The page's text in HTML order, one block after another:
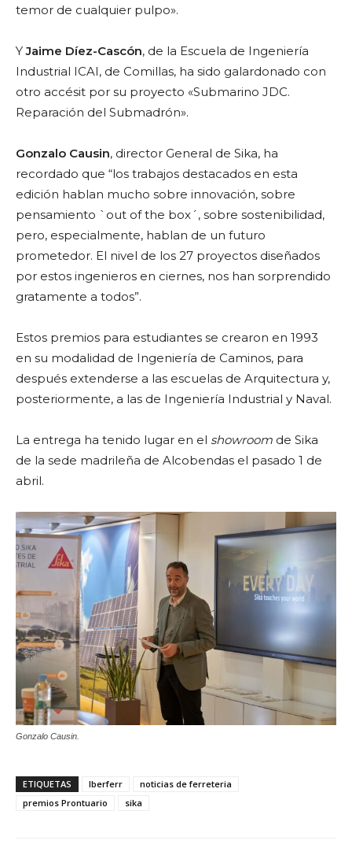
temor de cualquier pulpo».
YJaime Díez-Cascón, de la Escuela de Ingeniería
Industrial ICAI, de Comillas, ha sido galardonado con
otro accésit por su proyecto «Submarino JDC.
Reparación del Submadrón».
Gonzalo Causin, director General de Sika, ha
recordado que “los trabajos destacados en esta
edición hablan mucho sobre innovación, sobre
pensamiento `out of the box´, sobre sostenibilidad,
pero, especialmente, hablan de un futuro
prometedor. El nivel de los 27 proyectos diseñados
por estos ingenieros en ciernes, nos han sorprendido
gratamente a todos”.
Estos premios para estudiantes se crearon en 1993
en su modalidad de Ingeniería de Caminos, para
después extenderse a las escuelas de Arquitectura y,
posteriormente, a las de Ingeniería Industrial y Naval.
La entrega ha tenido lugar en el showroom de Sika
de la sede madrileña de Alcobendas el pasado 1 de
abril.
Gonzalo Causin.
ETIQUETAS Iberferr
noticias de ferreteria
premios Prontuario
sika